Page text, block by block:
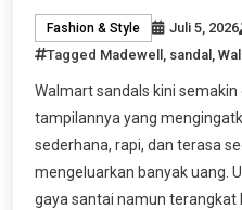
Fashion & Style Juli 5, 2026
Tagged Madewell sandal ,
Walmart sandals kini
tampilannya yang
sederhana, rapi, dan terasa
mengeluarkan banyak uang.
gaya santai namun terangkat